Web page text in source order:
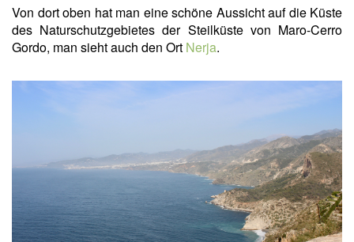
Von dort oben hat man eine schöne Aussicht auf die Küste
des Naturschutzgebietes der Steilküste von Maro-Cerro
Gordo, man sieht auch den Ort Nerja.